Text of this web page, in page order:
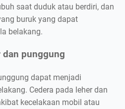
saat duduk atau berdiri, dan
buruk yang dapat
belakang.
dan punggung
dapat menjadi
Cedera pada leher dan
kecelakaan mobil atau